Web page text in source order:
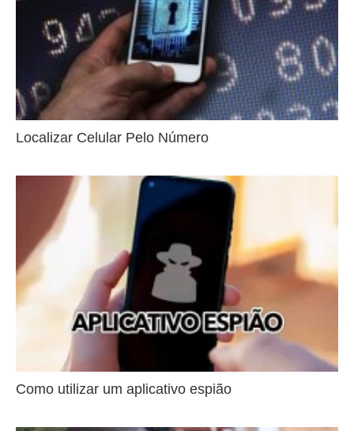
Localizar Celular Pelo Número
Como utilizar um aplicativo espião